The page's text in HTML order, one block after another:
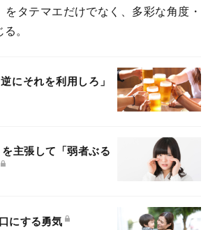
をタテマエだけでなく、多彩な角度・
。
にそれを利用しろ」
主張して「弱者ぶる
にする勇気